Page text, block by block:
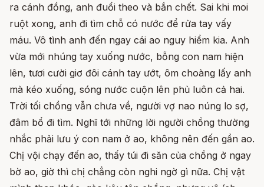
ra cánh đồng, anh đuổi theo và bắn chết. Sai khi moi
ruột xong, anh đi tìm chỗ có nước để rửa tay vấy
máu. Vô tình anh đến ngay cái ao nguy hiểm kia. Anh
vừa mới nhúng tay xuống nước, bỗng con nam hiện
lên, tươi cười giơ đôi cánh tay ướt, ôm choàng lấy anh
mà kéo xuống, sóng nước cuộn lên phủ luôn cả hai.
Trời tối chồng vẫn chưa về, người vợ nao núng lo sợ,
đâm bổ đi tìm. Nghĩ tới những lời người chồng thường
nhắc phải lưu ý con nam ở ao, không nên đến gần ao.
Chị vội chạy đến ao, thấy túi đi săn của chồng ở ngay
bờ ao, giờ thì chị chẳng còn nghi ngờ gì nữa. Chị vật